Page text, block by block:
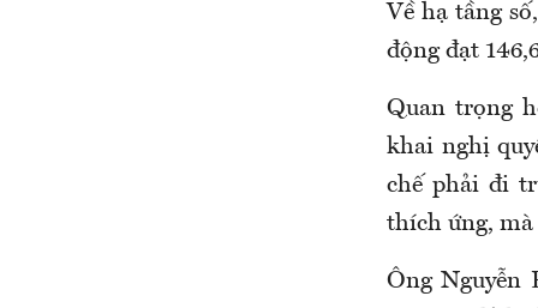
Về hạ tầng
động đạt
Quan trọng
khai nghị
chế phải đi
thích ứng, mà
Ông Nguyễn